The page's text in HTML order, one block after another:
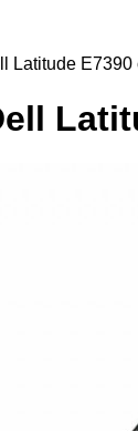
Latitude